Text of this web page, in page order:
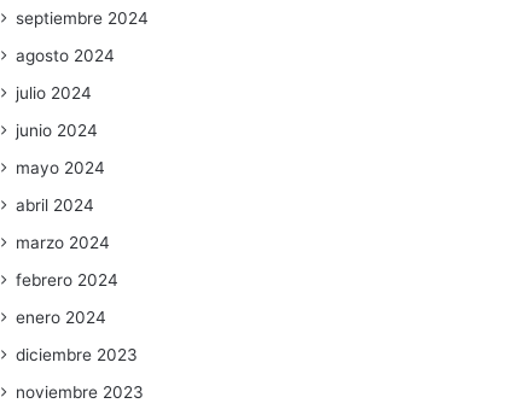
septiembre 2024
agosto 2024
julio 2024
junio 2024
mayo 2024
abril 2024
marzo 2024
febrero 2024
enero 2024
diciembre 2023
noviembre 2023